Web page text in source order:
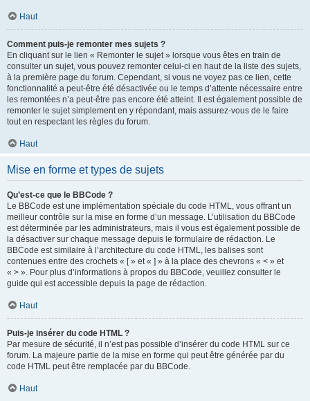
Haut
Comment puis-je remonter mes sujets ?
En cliquant sur le lien « Remonter le sujet » lorsque vous êtes en train de
consulter un sujet, vous pouvez remonter celui-ci en haut de la liste des sujets,
à la première page du forum. Cependant, si vous ne voyez pas ce lien, cette
fonctionnalité a peut-être été désactivée ou le temps d’attente nécessaire entre
les remontées n’a peut-être pas encore été atteint. Il est également possible de
remonter le sujet simplement en y répondant, mais assurez-vous de le faire
tout en respectant les règles du forum.
Haut
Mise en forme et types de sujets
Qu’est-ce que le BBCode ?
Le BBCode est une implémentation spéciale du code HTML, vous offrant un
meilleur contrôle sur la mise en forme d’un message. L’utilisation du BBCode
est déterminée par les administrateurs, mais il vous est également possible de
la désactiver sur chaque message depuis le formulaire de rédaction. Le
BBCode est similaire à l’architecture du code HTML, les balises sont
contenues entre des crochets « [ » et « ] » à la place des chevrons « < » et
« > ». Pour plus d’informations à propos du BBCode, veuillez consulter le
guide qui est accessible depuis la page de rédaction.
Haut
Puis-je insérer du code HTML ?
Par mesure de sécurité, il n’est pas possible d’insérer du code HTML sur ce
forum. La majeure partie de la mise en forme qui peut être générée par du
code HTML peut être remplacée par du BBCode.
Haut